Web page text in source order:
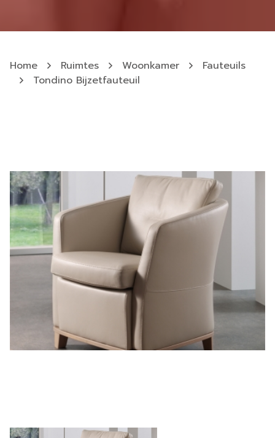
Home Ruimtes Woonkamer
Fauteuils
Tondino Bijzetfauteuil